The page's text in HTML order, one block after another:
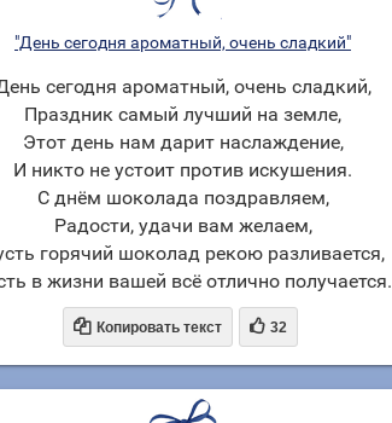
"День сегодня ароматный, очень сладкий"
сегодня ароматный, очень сладкий,
Праздник самый лучший на земле,
Этот день нам дарит наслаждение,
И никто не устоит против искушения.
С днём шоколада поздравляем,
Радости, удачи вам желаем,
горячий шоколад рекою разливается,
в жизни вашей всё отлично получается.
 Копировать текст  32